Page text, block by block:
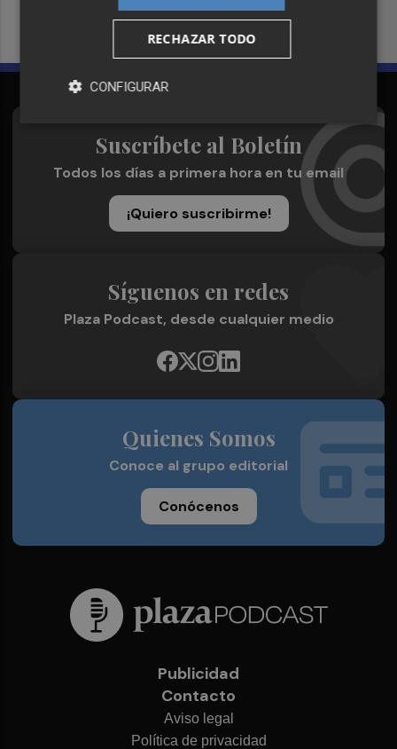
Quiero suscribirme
Suscríbete al Boletín
Todos los días a primera hora en tu email
¡Quiero suscribirme!
Síguenos en redes
Plaza Podcast, desde cualquier medio
Quienes Somos
Conoce al grupo editorial
Conócenos
Publicidad
Contacto
Aviso legal
Política de privacidad
RECHAZAR TODO
CONFIGURAR